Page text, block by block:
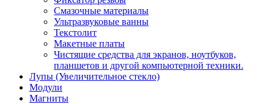
Смазочные материалы
Ультразвуковые ванны
Текстолит
Макетные платы
Чистящие средства для экранов, ноутбуков,
планшетов и другой компьютерной техники.
Лупы (Увеличительное стекло)
Модули
Магниты